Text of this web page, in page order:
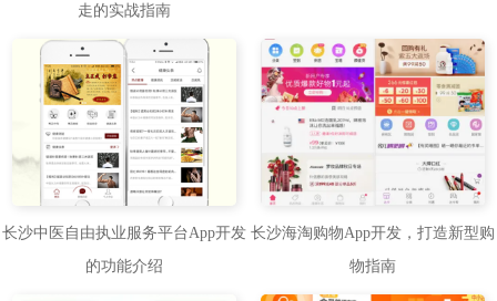
走的实战指南
长沙中医自由执业服务平台App开发
的功能介绍
长沙海淘购物App开发，打造新型购
物指南